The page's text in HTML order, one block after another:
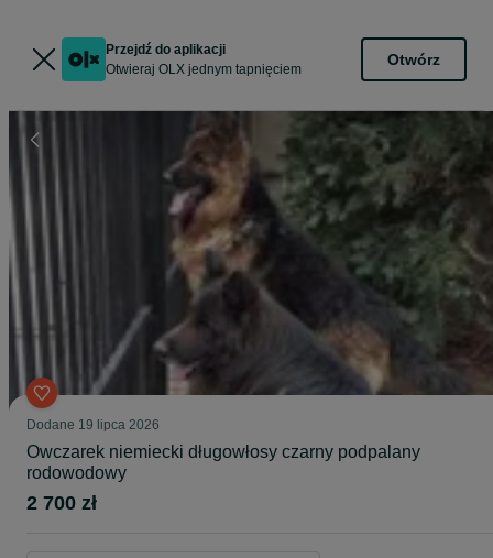
Przejdź do aplikacji
Otwieraj OLX jednym tapnięciem
Otwórz
Dodane 19 lipca 2026
Owczarek niemiecki długowłosy czarny podpalany
rodowodowy
2 700 zł